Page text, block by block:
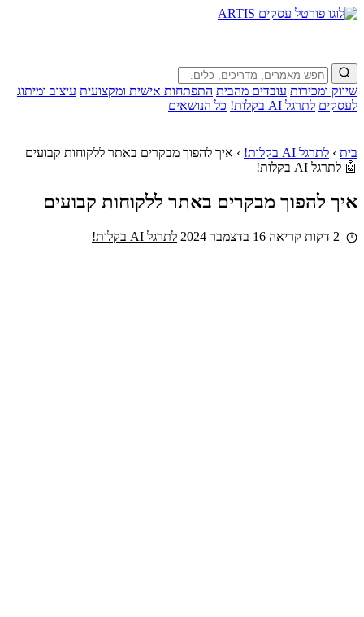
שיווק ומכירות עובדים מהבית התפתחות אישית ומקצועית עיצוב ומיתוג
לעסקים לתרגל AI בקלות! כל הנושאים
בית › לתרגל AI בקלות! › איך להפוך מבקרים באתר ללקוחות קבועים
🤖 לתרגל AI בקלות!
איך להפוך מבקרים באתר ללקוחות קבועים
16 בדצמבר 2024 לתרגל AI בקלות!